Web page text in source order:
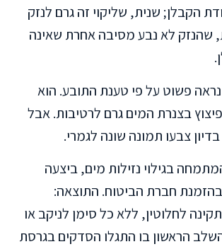
הקבלן; שנית, שליקוי זה גרם לנזק
שהנזק לא נבע מסיבה אחרת שאינה
נראה פשוט על פי טענת התובע. הוא
בצנרת המים גרם לרטיבות. אבל
צבעו תמונה שונה לגמרי.
בגילוי נזילות מים, ביצעה
חברת הביטוח. התוצאה:
לחלוטין, ללא כל סימן לניקב או
הראשון בו התגלו הסדקים בגרסת